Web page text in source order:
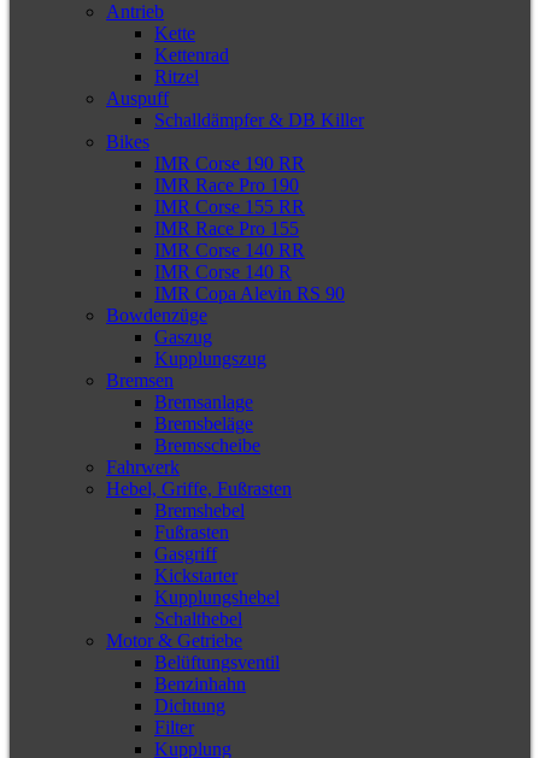
Antrieb
Kette
Kettenrad
Ritzel
Auspuff
Schalldämpfer & DB Killer
Bikes
IMR Corse 190 RR
IMR Race Pro 190
IMR Corse 155 RR
IMR Race Pro 155
IMR Corse 140 RR
IMR Corse 140 R
IMR Copa Alevin RS 90
Bowdenzüge
Gaszug
Kupplungszug
Bremsen
Bremsanlage
Bremsbeläge
Bremsscheibe
Fahrwerk
Hebel, Griffe, Fußrasten
Bremshebel
Fußrasten
Gasgriff
Kickstarter
Kupplungshebel
Schalthebel
Motor & Getriebe
Belüftungsventil
Benzinhahn
Dichtung
Filter
Kupplung